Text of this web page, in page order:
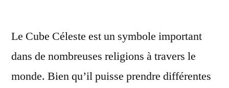
Le Cube Céleste est un symbole important
dans de nombreuses religions à travers le
monde. Bien qu’il puisse prendre différentes